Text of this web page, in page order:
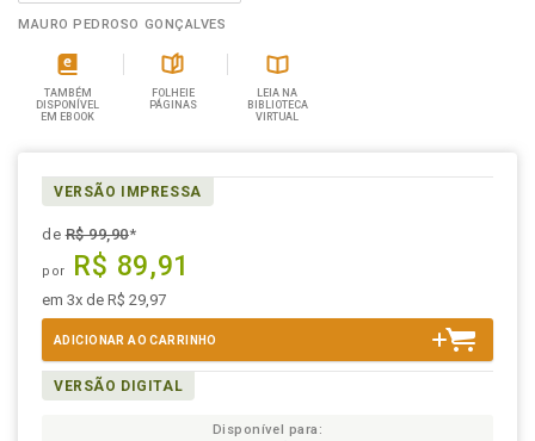
MAURO PEDROSO GONÇALVES
TAMBÉM
DISPONÍVEL
EM EBOOK
FOLHEIE
PÁGINAS
LEIA NA
BIBLIOTECA
VIRTUAL
VERSÃO IMPRESSA
deR$ 99,90*
por R$ 89,91
em 3x de R$ 29,97
ADICIONAR AO CARRINHO
VERSÃO DIGITAL
Disponível para: